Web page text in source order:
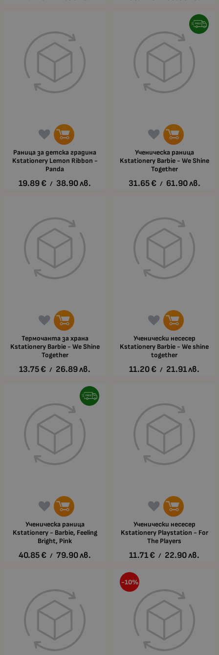
Раница за детска градина
Kstationery Lemon Ribbon -
Panda
19.89€ / 38.90лв.
Ученическа раница
Kstationery Barbie - We Shine
Together
31.65€ / 61.90лв.
Термочанта за храна
Kstationery Barbie - We Shine
Together
13.75€ / 26.89лв.
Ученически несесер
Kstationery Barbie - We shine
together
11.20€ / 21.91лв.
Ученическа раница
Kstationery - Barbie, Feeling
Bright, Pink
40.85€ / 79.90лв.
Ученически несесер
Kstationery Playstation - For
The Players
11.71€ / 22.90лв.
-10%